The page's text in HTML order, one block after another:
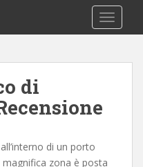
di
di un porto
magnifica zona è posta